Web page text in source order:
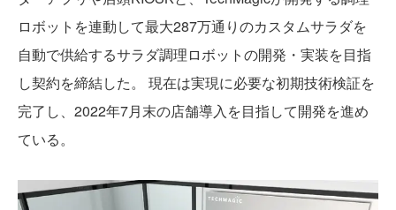
ロボットを連動して最大287万通りのカスタムサラダを
自動で供給するサラダ調理ロボットの開発・実装を目指
し契約を締結した。 現在は実現に必要な初期技術検証を
完了し、2022年7月末の店舗導入を目指して開発を進め
ている。